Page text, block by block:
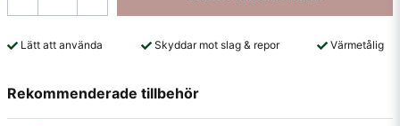
Lätt att använda Skyddar mot slag & repor Värmetålig
Rekommenderade tillbehör